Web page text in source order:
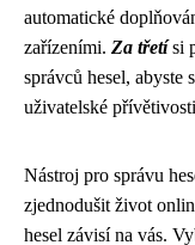
automatické
zařízeními. Za třetísi
správců hesel, abyste
uživatelské
Nástroj pro správu
zjednodušit život
hesel závisí na vás.